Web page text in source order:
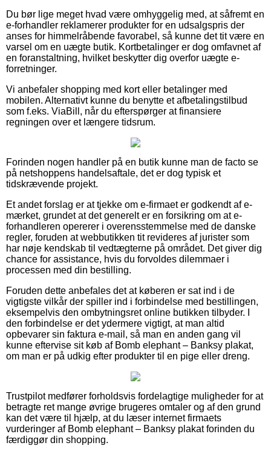
Du bør lige meget hvad være omhyggelig med, at såfremt en
e-forhandler reklamerer produkter for en udsalgspris der
anses for himmelråbende favorabel, så kunne det tit være en
varsel om en uægte butik. Kortbetalinger er dog omfavnet af
en foranstaltning, hvilket beskytter dig overfor uægte e-
forretninger.
Vi anbefaler shopping med kort eller betalinger med
mobilen. Alternativt kunne du benytte et afbetalingstilbud
som f.eks. ViaBill, når du efterspørger at finansiere
regningen over et længere tidsrum.
Forinden nogen handler på en butik kunne man de facto se
på netshoppens handelsaftale, det er dog typisk et
tidskrævende projekt.
Et andet forslag er at tjekke om e-firmaet er godkendt af e-
mærket, grundet at det generelt er en forsikring om at e-
forhandleren opererer i overensstemmelse med de danske
regler, foruden at webbutikken tit revideres af jurister som
har nøje kendskab til vedtægterne på området. Det giver dig
chance for assistance, hvis du forvoldes dilemmaer i
processen med din bestilling.
Foruden dette anbefales det at køberen er sat ind i de
vigtigste vilkår der spiller ind i forbindelse med bestillingen,
eksempelvis den ombytningsret online butikken tilbyder. I
den forbindelse er det ydermere vigtigt, at man altid
opbevarer sin faktura e-mail, så man en anden gang vil
kunne eftervise sit køb af Bomb elephant – Banksy plakat,
om man er på udkig efter produkter til en pige eller dreng.
Trustpilot medfører forholdsvis fordelagtige muligheder for at
betragte ret mange øvrige brugeres omtaler og af den grund
kan det være til hjælp, at du læser internet firmaets
vurderinger af Bomb elephant – Banksy plakat forinden du
færdiggør din shopping.